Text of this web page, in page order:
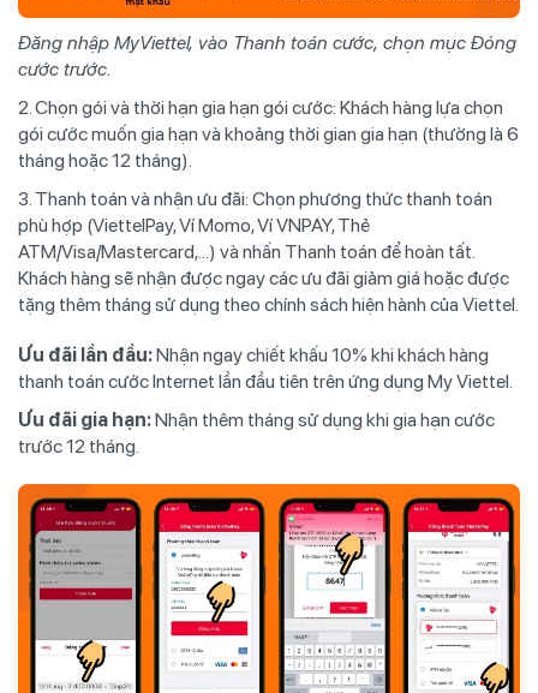
Đăng nhập MyViettel, vào Thanh toán cước, chọn mục Đóng
cước trước.
2. Chọn gói và thời hạn gia hạn gói cước: Khách hàng lựa chọn
gói cước muốn gia hạn và khoảng thời gian gia hạn (thường là 6
tháng hoặc 12 tháng).
3. Thanh toán và nhận ưu đãi: Chọn phương thức thanh toán
phù hợp (ViettelPay, Ví Momo, Ví VNPAY, Thẻ
ATM/Visa/Mastercard,...) và nhấn Thanh toán để hoàn tất.
Khách hàng sẽ nhận được ngay các ưu đãi giảm giá hoặc được
tặng thêm tháng sử dụng theo chính sách hiện hành của Viettel.
Ưu đãi lần đầu:Nhận ngay chiết khấu 10% khi khách hàng
thanh toán cước Internet lần đầu tiên trên ứng dụng My Viettel.
Ưu đãi gia hạn:Nhận thêm tháng sử dụng khi gia hạn cước
trước 12 tháng.